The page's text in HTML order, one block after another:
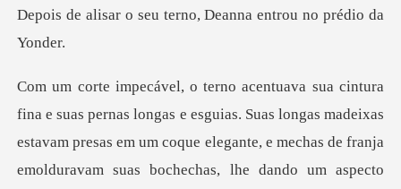
Loja
Baixar App
u terno, Deanna entro
sguias. Suas longas madeixas
estavam presas em um coque elegante, e mechas de franj